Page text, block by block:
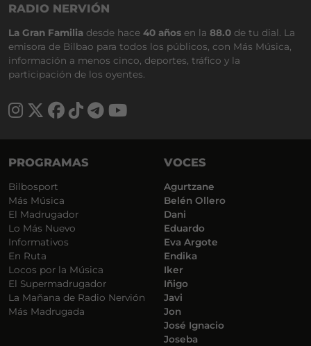
RADIO NERVIÓN
La Gran Familia desde hace 40 años en la 88.0 de tu dial. La
emisora de Bilbao para todos los públicos, con Más Música,
información a menos cinco, deportes, tráfico y la
participación de los oyentes.
PROGRAMAS
Bilbosport
Más Música
El Madrugador
Lo Más Nuevo
Informativos
En Ruta
Locos por la Música
El Supermadrugador
La Mañana de Radio Nervión
Más Madrugada
VOCES
Agurtzane
Belén Ollero
Dani
Eduardo
Eva Argote
Endika
Iker
Iñigo
Javi
Jon
José Ignacio
Joseba